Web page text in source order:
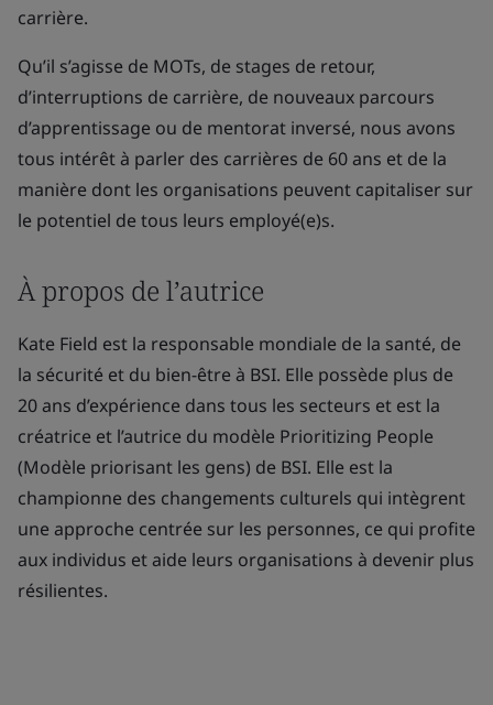
carrière.
Qu’il s’agisse de MOTs, de stages de retour,
d’interruptions de carrière, de nouveaux parcours
d’apprentissage ou de mentorat inversé, nous avons
tous intérêt à parler des carrières de 60 ans et de la
manière dont les organisations peuvent capitaliser sur
le potentiel de tous leurs employé(e)s.
À propos de l’autrice
Kate Field est la responsable mondiale de la santé, de
la sécurité et du bien-être à BSI. Elle possède plus de
20 ans d’expérience dans tous les secteurs et est la
créatrice et l’autrice du modèle Prioritizing People
(Modèle priorisant les gens) de BSI. Elle est la
championne des changements culturels qui intègrent
une approche centrée sur les personnes, ce qui profite
aux individus et aide leurs organisations à devenir plus
résilientes.